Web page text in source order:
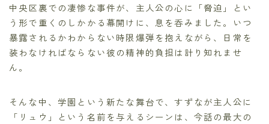
中央区裏での凄惨な事件が、主人公の心に「脅迫」とい
う形で重くのしかかる幕開けに、息を呑みました。いつ
暴露されるかわからない時限爆弾を抱えながら、日常を
装わなければならない彼の精神的負担は計り知れませ
ん。
そんな中、学園という新たな舞台で、すずなが主人公に
「リュウ」という名前を与えるシーンは、今話の最大の